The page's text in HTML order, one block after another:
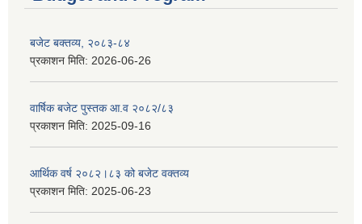
बजेट बक्तव्य, २०८३-८४
प्रकाशन मिति: 2026-06-26
वार्षिक बजेट पुस्तक आ.व २०८२/८३
प्रकाशन मिति: 2025-09-16
आर्थिक वर्ष २०८२।८३ को बजेट वक्तव्य
प्रकाशन मिति: 2025-06-23